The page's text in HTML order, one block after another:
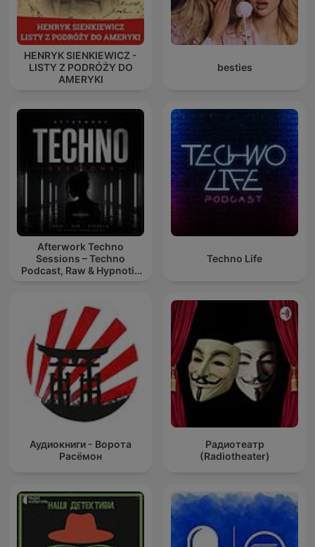
HENRYK SIENKIEWICZ -
LISTY Z PODRÓŻY DO
AMERYKI
besties
Afterwork Techno
Sessions – Techno
Podcast, Raw & Hypnotic
Techno Life
Аудиокниги - Ворота
Расёмон
Радиотеатр
(Radiotheater)